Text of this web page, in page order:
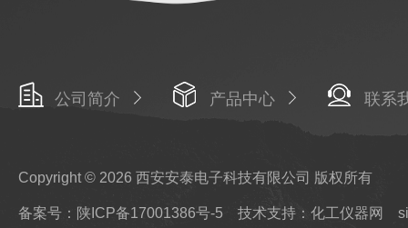
公司简介 产品中心 联系
Copyright © 2026 西安安泰电子科技有限公司 版权所有
备案号：陕ICP备17001386号-5 技术支持：化工仪器网